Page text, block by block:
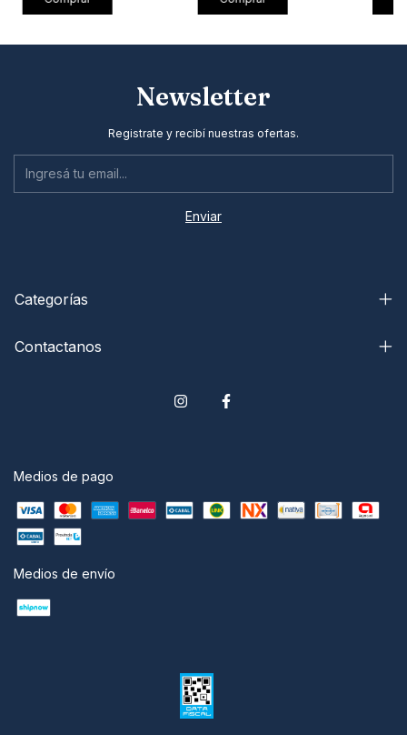
Newsletter
Registrate y recibí nuestras ofertas.
Categorías
Contactanos
Medios de pago
Medios de envío